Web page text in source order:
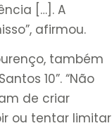
[…]. A
afirmou.
também
10”. “Não
de criar
ou tentar limitar